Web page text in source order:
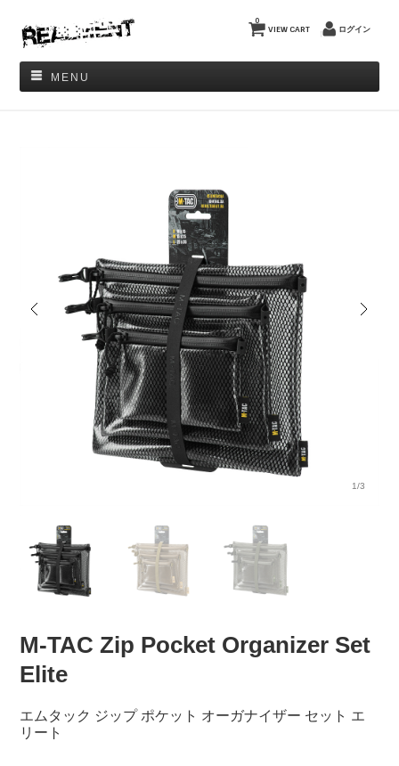
VIEW CART
0
ログイン
MENU
1/3
M-TAC Zip Pocket Organizer Set
Elite
エムタック ジップ ポケット オーガナイザー セット エ
リート